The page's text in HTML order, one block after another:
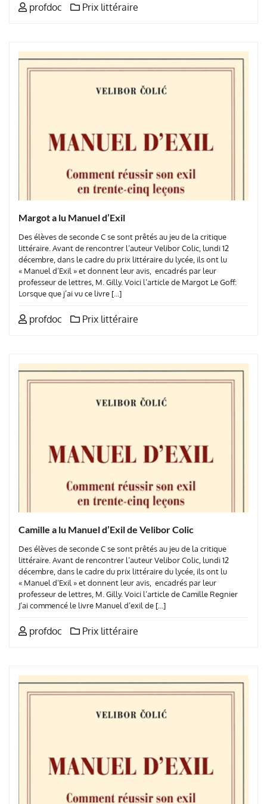
profdoc Prix littéraire
Margot a lu Manuel d’Exil
Des élèves de seconde C se sont prêtés au jeu de la critique
littéraire. Avant de rencontrer l’auteur Velibor Colic, lundi 12
décembre, dans le cadre du prix littéraire du lycée, ils ont lu
« Manuel d’Exil » et donnent leur avis, encadrés par leur
professeur de lettres, M. Gilly. Voici l’article de Margot Le Goff:
Lorsque que j’ai vu ce livre […]
profdoc Prix littéraire
Camille a lu Manuel d’Exil de Velibor Colic
Des élèves de seconde C se sont prêtés au jeu de la critique
littéraire. Avant de rencontrer l’auteur Velibor Colic, lundi 12
décembre, dans le cadre du prix littéraire du lycée, ils ont lu
« Manuel d’Exil » et donnent leur avis, encadrés par leur
professeur de lettres, M. Gilly. Voici l’article de Camille Regnier
J’ai commencé le livre Manuel d’exil de […]
profdoc Prix littéraire